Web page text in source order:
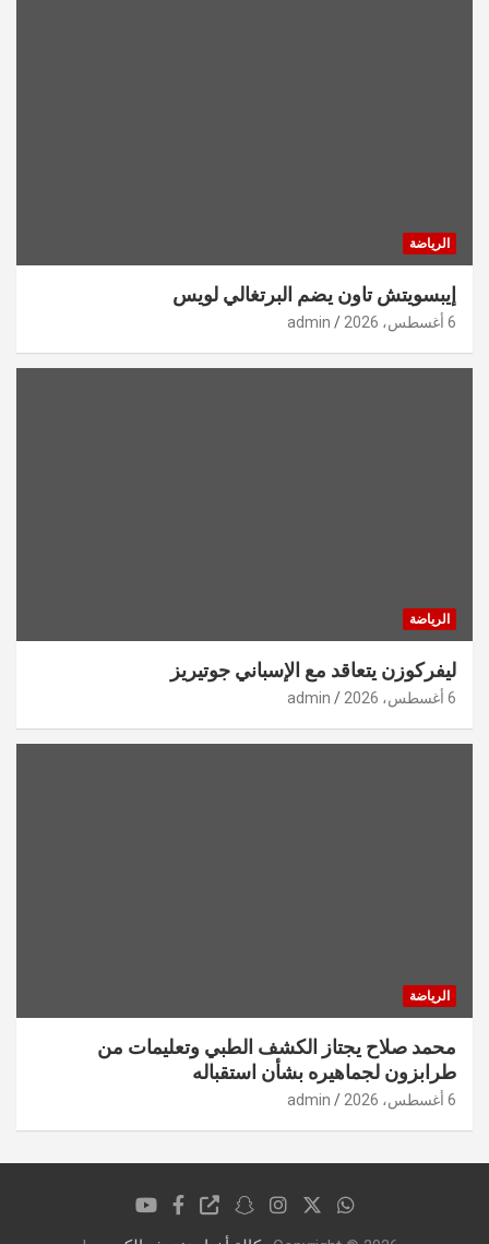
الرياضة
إيبسويتش تاون يضم البرتغالي لويس
6 أغسطس، 2026 admin
الرياضة
ليفركوزن يتعاقد مع الإسباني جوتيريز
6 أغسطس، 2026 admin
الرياضة
محمد صلاح يجتاز الكشف الطبي وتعليمات من
طرابزون لجماهيره بشأن استقباله
6 أغسطس، 2026 admin